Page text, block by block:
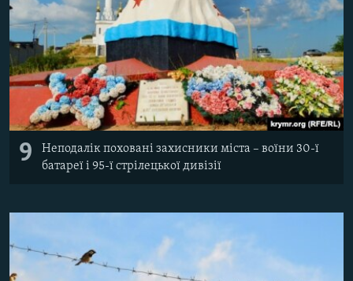
9
Неподалік поховані захисники міста – воїни 30-ї
батареї і 95-ї стрілецької дивізії